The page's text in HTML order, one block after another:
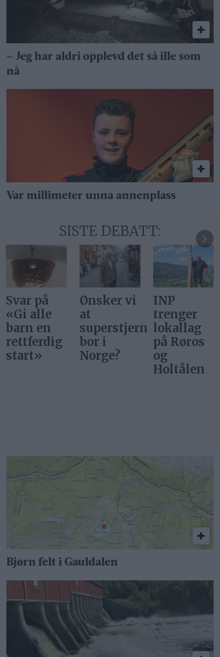
– Jeg har aldri opplevd det så ille som
nå
Var millimeter unna annenplass
SISTE DEBATT:
Ønsker vi
at
superstjerner
bor i
Norge?
INP
trenger
lokallag
på Røros
og
Gi alle
barn en
rettferdig
start
Bjørn felt i Gauldalen